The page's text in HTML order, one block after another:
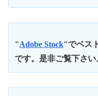
"Adobe Stock"でベス
です。是非ご覧下さい